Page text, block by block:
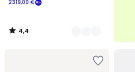
2319,00 €
4,4
/